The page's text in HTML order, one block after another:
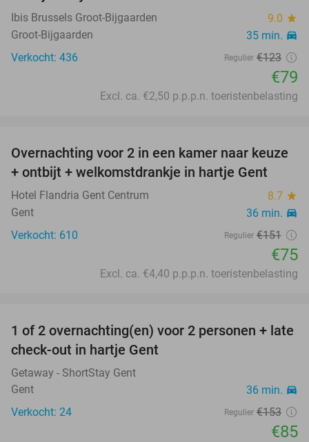
Ibis Brussels Groot-Bijgaarden 9.0 star
Groot-Bijgaarden 35 min. directions_car
Verkocht: 436 Regulier €123
€79
Excl. ca. €2,50 p.p.p.n. toeristenbelasting
50%
Overnachting voor 2 in een kamer naar keuze
+ ontbijt + welkomstdrankje in hartje Gent
Hotel Flandria Gent Centrum 8.7 star
Gent 36 min. directions_car
Verkocht: 610 Regulier €151
€75
Excl. ca. €4,40 p.p.p.n. toeristenbelasting
44%
1 of 2 overnachting(en) voor 2 personen + late
check-out in hartje Gent
Getaway - ShortStay Gent
Gent
36 min. directions_car
Verkocht: 24 Regulier €153
€85